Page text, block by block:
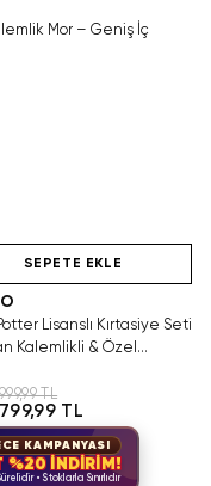
Mor – Geniş İç
SEPETE EKLE
Lisanslı Kırtasiye Seti
Kalemlikli & Özel
999,99 TL
799,99 TL
KAMPANYASI
%20 İNDİRİM!
Sürelidir • Stoklarla Sınırlıdır